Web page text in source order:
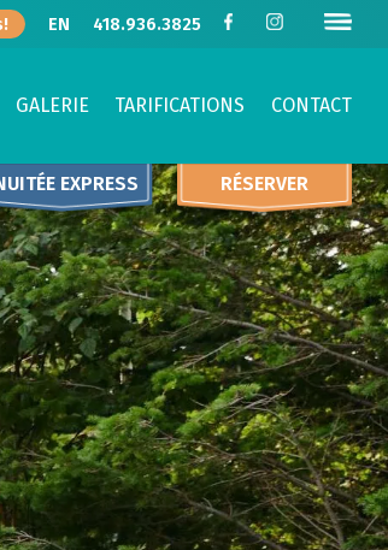
EN 418.936.3825
GALERIE TARIFICATIONS CONTACT
RÉSERVER
EXPRESS